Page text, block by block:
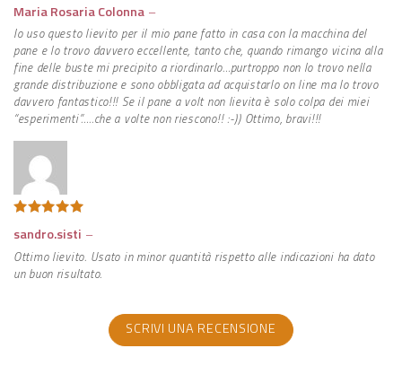
su 5
Maria Rosaria Colonna –
Io uso questo lievito per il mio pane fatto in casa con la macchina del
pane e lo trovo davvero eccellente, tanto che, quando rimango vicina alla
fine delle buste mi precipito a riordinarlo…purtroppo non lo trovo nella
grande distribuzione e sono obbligata ad acquistarlo on line ma lo trovo
davvero fantastico!!! Se il pane a volt non lievita è solo colpa dei miei
“esperimenti”…..che a volte non riescono!! :-)) Ottimo, bravi!!!
su 5
sandro.sisti –
Ottimo lievito. Usato in minor quantità rispetto alle indicazioni ha dato
un buon risultato.
SCRIVI UNA RECENSIONE